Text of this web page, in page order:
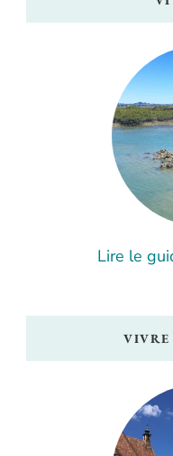
Lire le
VIVRE